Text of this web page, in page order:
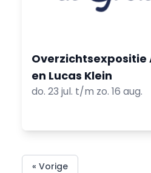
Overzichtsexpositie
en Lucas Klein
do. 23 jul. t/m zo. 16 aug.
« Vorige